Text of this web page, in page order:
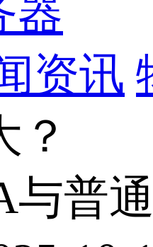
器
资讯
？
与普